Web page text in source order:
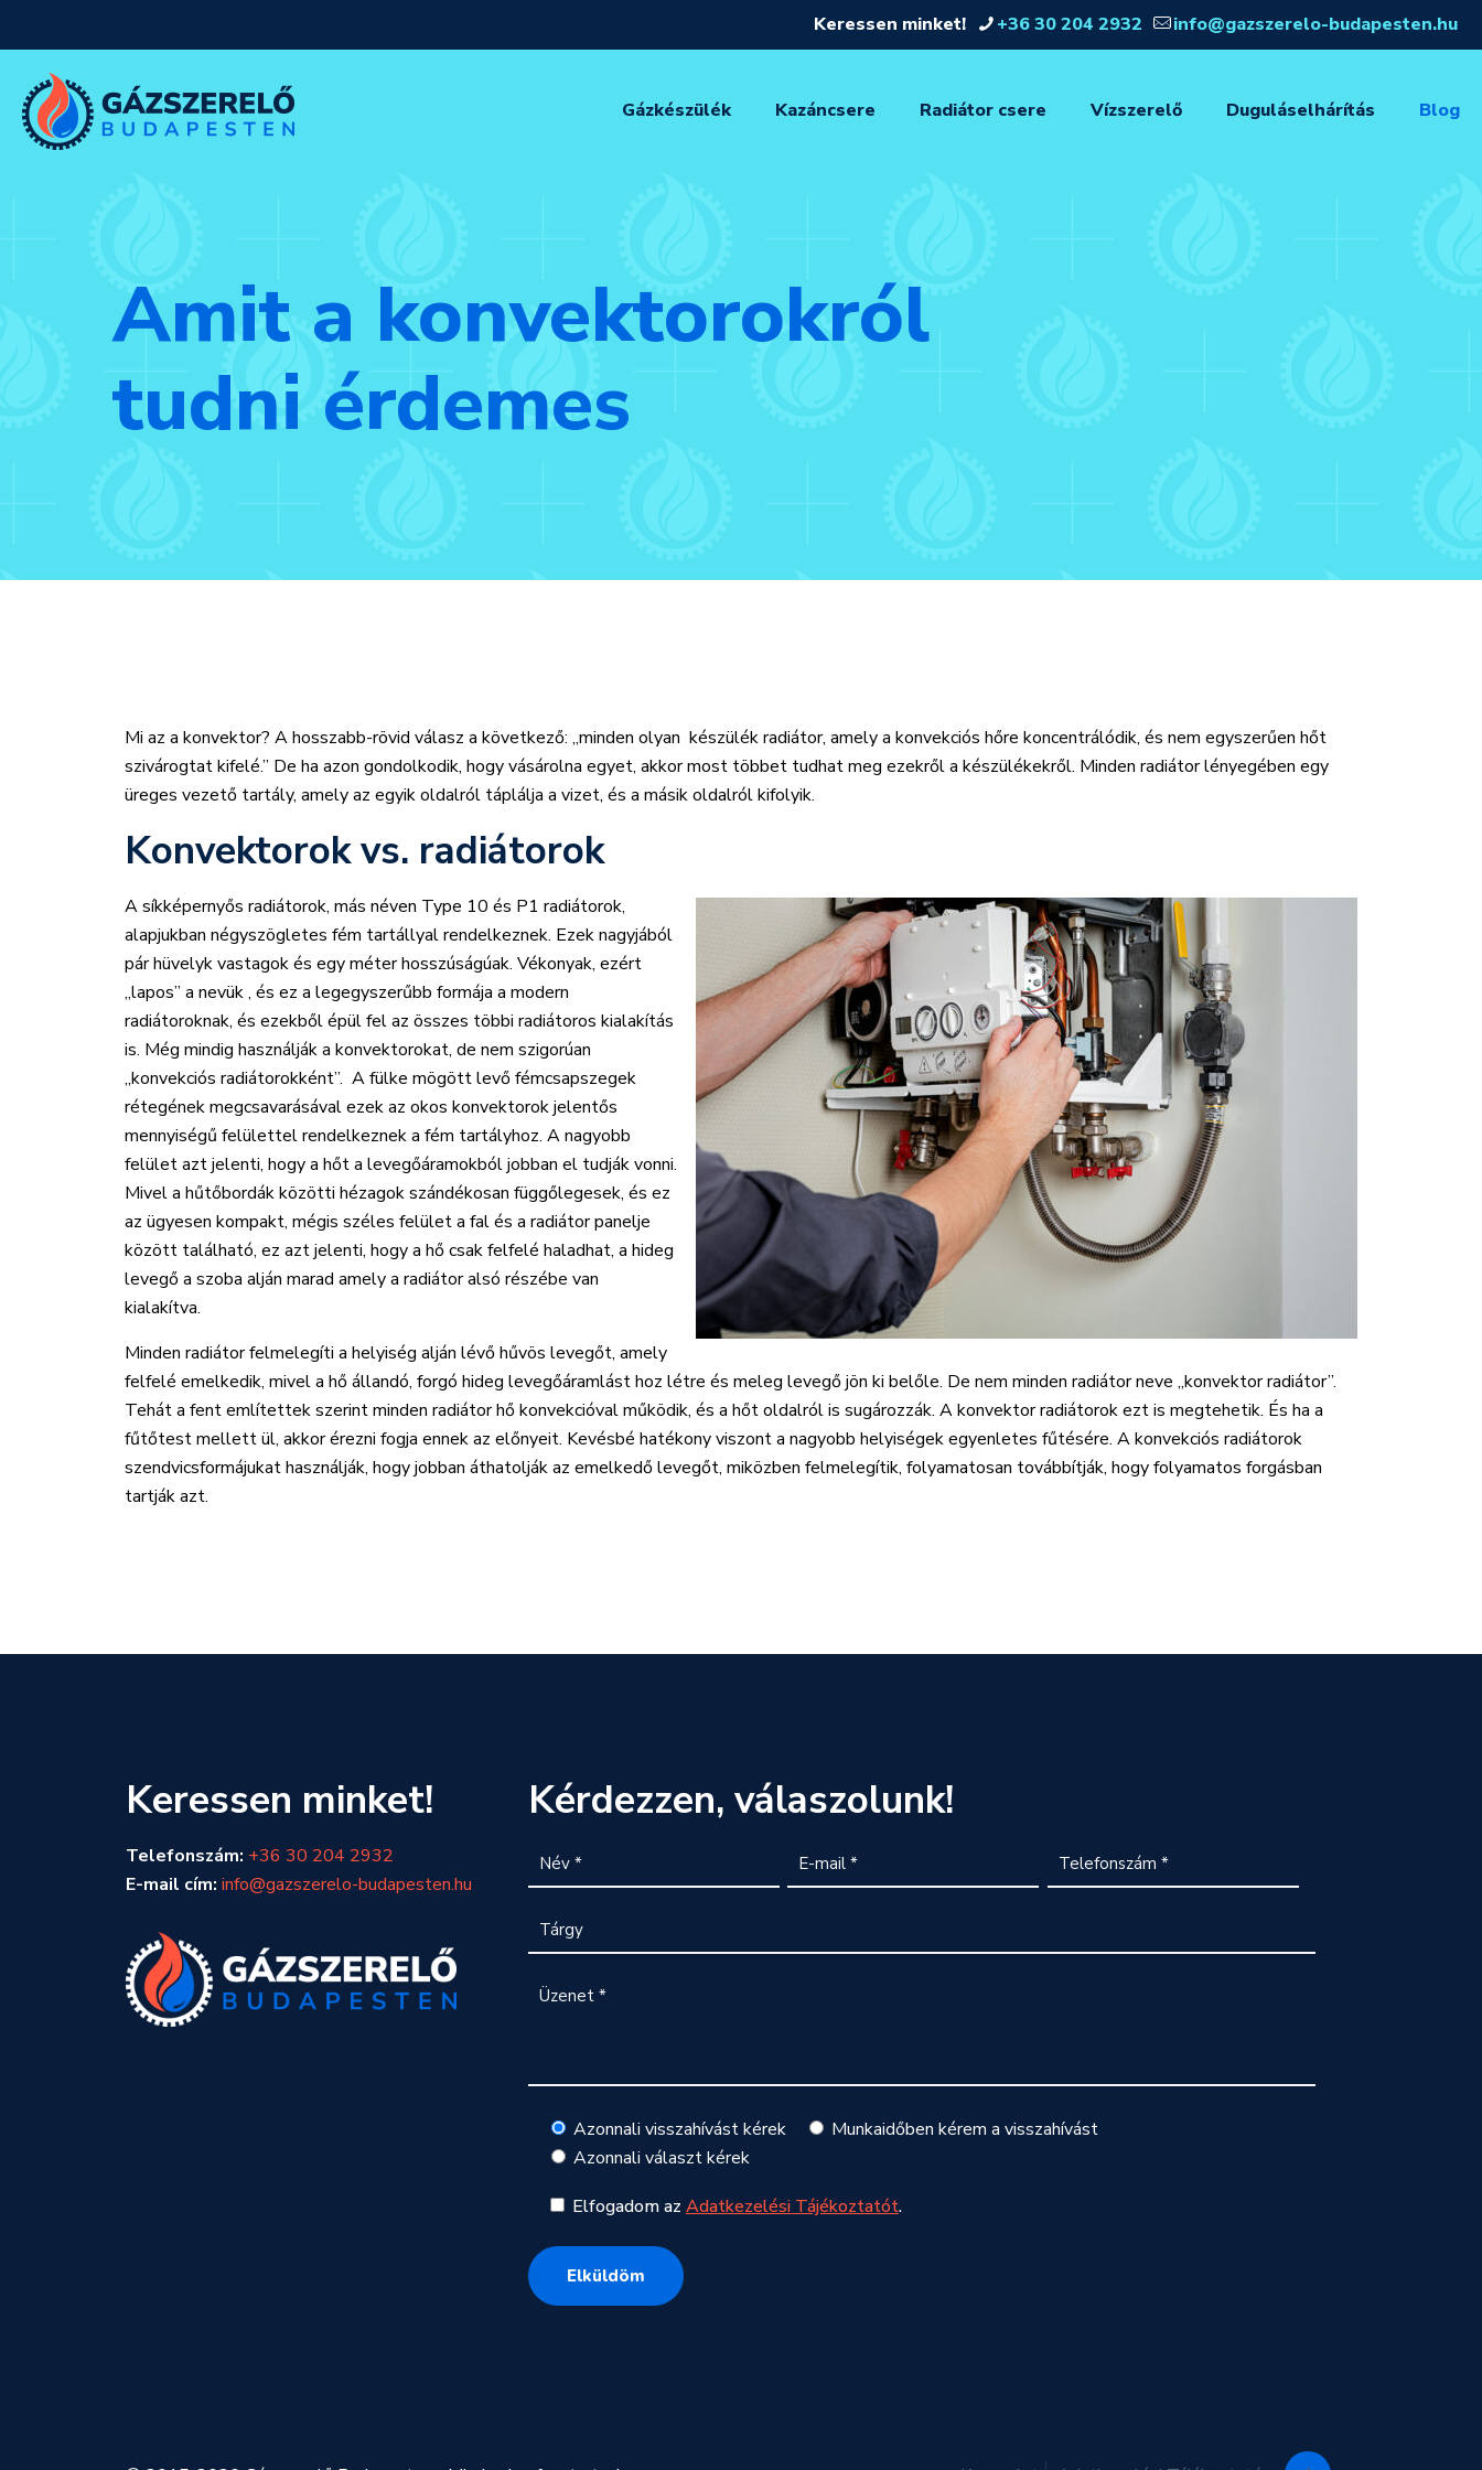
Keressen minket! +36 30 204 2932 info@gazszerelo-budapesten.hu
Gázkészülék Kazáncsere Radiátor csere Vízszerelő Duguláselhárítás Blog
Amit a konvektorokról
tudni érdemes
Mi az a konvektor? A hosszabb-rövid válasz a következő: „minden olyan készülék radiátor, amely a konvekciós hőre koncentrálódik, és nem egyszerűen hőt
szivárogtat kifelé.” De ha azon gondolkodik, hogy vásárolna egyet, akkor most többet tudhat meg ezekről a készülékekről. Minden radiátor lényegében egy
üreges vezető tartály, amely az egyik oldalról táplálja a vizet, és a másik oldalról kifolyik.
Konvektorok vs. radiátorok
A síkképernyős radiátorok, más néven Type 10 és P1 radiátorok,
alapjukban négyszögletes fém tartállyal rendelkeznek. Ezek nagyjából
pár hüvelyk vastagok és egy méter hosszúságúak. Vékonyak, ezért
„lapos” a nevük , és ez a legegyszerűbb formája a modern
radiátoroknak, és ezekből épül fel az összes többi radiátoros kialakítás
is. Még mindig használják a konvektorokat, de nem szigorúan
„konvekciós radiátorokként”. A fülke mögött levő fémcsapszegek
rétegének megcsavarásával ezek az okos konvektorok jelentős
mennyiségű felülettel rendelkeznek a fém tartályhoz. A nagyobb
felület azt jelenti, hogy a hőt a levegőáramokból jobban el tudják vonni.
Mivel a hűtőbordák közötti hézagok szándékosan függőlegesek, és ez
az ügyesen kompakt, mégis széles felület a fal és a radiátor panelje
között található, ez azt jelenti, hogy a hő csak felfelé haladhat, a hideg
levegő a szoba alján marad amely a radiátor alsó részébe van
kialakítva.
Minden radiátor felmelegíti a helyiség alján lévő hűvös levegőt, amely
felfelé emelkedik, mivel a hő állandó, forgó hideg levegőáramlást hoz létre és meleg levegő jön ki belőle. De nem minden radiátor neve „konvektor radiátor”.
Tehát a fent említettek szerint minden radiátor hő konvekcióval működik, és a hőt oldalról is sugározzák. A konvektor radiátorok ezt is megtehetik. És ha a
fűtőtest mellett ül, akkor érezni fogja ennek az előnyeit. Kevésbé hatékony viszont a nagyobb helyiségek egyenletes fűtésére. A konvekciós radiátorok
szendvicsformájukat használják, hogy jobban áthatolják az emelkedő levegőt, miközben felmelegítik, folyamatosan továbbítják, hogy folyamatos forgásban
tartják azt.
Keressen minket!
Telefonszám: +36 30 204 2932
E-mail cím: info@gazszerelo-budapesten.hu
Kérdezzen, válaszolunk!
Azonnali visszahívást kérek
Munkaidőben kérem a visszahívást
Azonnali választ kérek
Elfogadom az Adatkezelési Tájékoztatót.